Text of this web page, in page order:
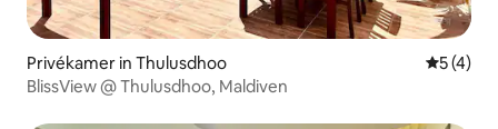
Privékamer in Thulusdhoo
5 (4)
BlissView @ Thulusdhoo, Maldiven